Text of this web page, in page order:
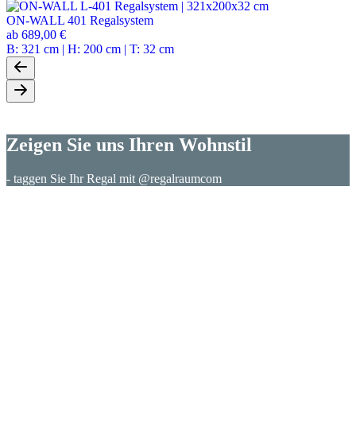
ON-WALL 401 Regalsystem
ab 689,00 €
B: 321 cm | H: 200 cm | T: 32 cm
Zeigen Sie uns Ihren Wohnstil
- taggen Sie Ihr Regal mit @regalraumcom